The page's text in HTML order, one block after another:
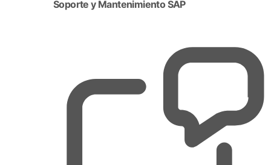
Soporte y Mantenimiento SAP